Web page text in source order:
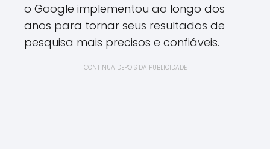
o Google implementou ao longo dos
anos para tornar seus resultados de
pesquisa mais precisos e confiáveis.
CONTINUA DEPOIS DA PUBLICIDADE